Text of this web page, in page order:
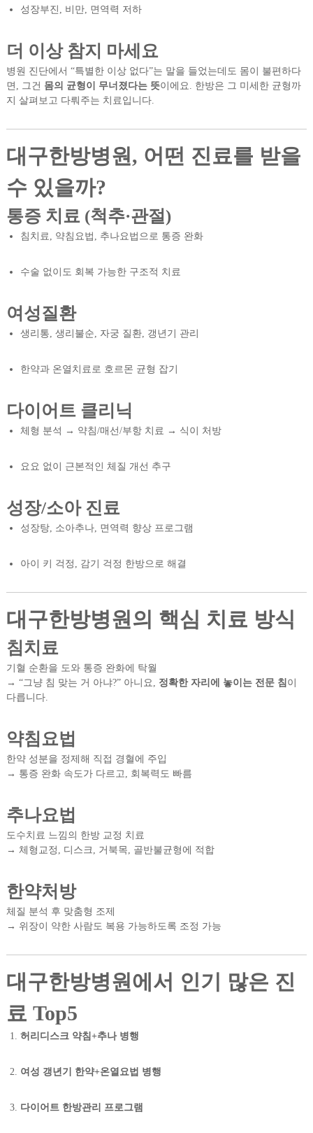
성장부진, 비만, 면역력 저하
더 이상 참지 마세요
병원 진단에서 “특별한 이상 없다”는 말을 들었는데도 몸이 불편하다
면, 그건 몸의 균형이 무너졌다는 뜻이에요. 한방은 그 미세한 균형까
지 살펴보고 다뤄주는 치료입니다.
대구한방병원, 어떤 진료를 받을
수 있을까?
통증 치료 (척추·관절)
침치료, 약침요법, 추나요법으로 통증 완화
수술 없이도 회복 가능한 구조적 치료
여성질환
생리통, 생리불순, 자궁 질환, 갱년기 관리
한약과 온열치료로 호르몬 균형 잡기
다이어트 클리닉
체형 분석 → 약침/매선/부항 치료 → 식이 처방
요요 없이 근본적인 체질 개선 추구
성장/소아 진료
성장탕, 소아추나, 면역력 향상 프로그램
아이 키 걱정, 감기 걱정 한방으로 해결
대구한방병원의 핵심 치료 방식
침치료
기혈 순환을 도와 통증 완화에 탁월
→ “그냥 침 맞는 거 아냐?” 아니요, 정확한 자리에 놓이는 전문 침 이
다릅니다.
약침요법
한약 성분을 정제해 직접 경혈에 주입
→ 통증 완화 속도가 다르고, 회복력도 빠름
추나요법
도수치료 느낌의 한방 교정 치료
→ 체형교정, 디스크, 거북목, 골반불균형에 적합
한약처방
체질 분석 후 맞춤형 조제
→ 위장이 약한 사람도 복용 가능하도록 조정 가능
대구한방병원에서 인기 많은 진
료 Top5
허리디스크 약침+추나 병행
여성 갱년기 한약+온열요법 병행
다이어트 한방관리 프로그램